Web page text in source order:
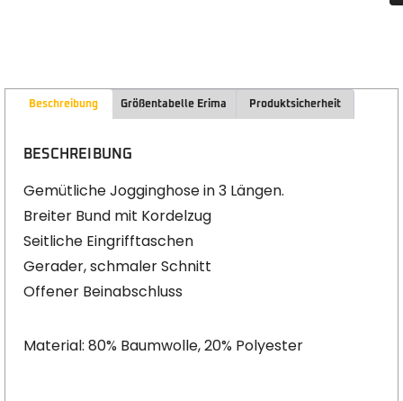
Beschreibung Größentabelle Erima Produktsicherheit
BESCHREIBUNG
Gemütliche Jogginghose in 3 Längen.
Breiter Bund mit Kordelzug
Seitliche Eingrifftaschen
Gerader, schmaler Schnitt
Offener Beinabschluss
Material: 80% Baumwolle, 20% Polyester